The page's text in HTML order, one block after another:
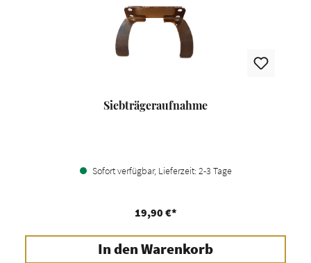
Siebträgeraufnahme
Sofort verfügbar, Lieferzeit: 2-3 Tage
19,90 €*
In den Warenkorb